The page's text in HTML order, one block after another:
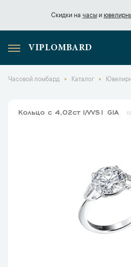
Скидки на часыи
Скидки начасы
VIPLOMBARD
Часовой ломбард Каталог
Кольцо с 4,02ct I/VVS1 GIA